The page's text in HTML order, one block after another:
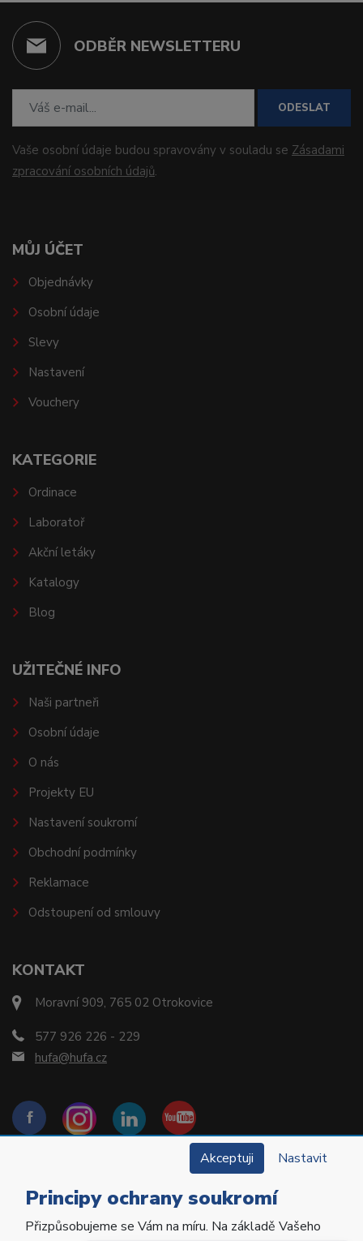
ODBĚR NEWSLETTERU
ODESLAT
Vaše osobní údaje budou spravovány v souladu se Zásadami
zpracování osobních údajů.
KONTAKT
Moravní 909, 765 02 Otrokovice
577 926 226 - 229
hufa@hufa.cz
MŮJ ÚČET
Objednávky
Osobní údaje
Slevy
Nastavení
Vouchery
KATEGORIE
Ordinace
Laboratoř
Akční letáky
Katalogy
Blog
UŽITEČNÉ INFO
Naši partneři
Osobní údaje
O nás
Projekty EU
Nastavení soukromí
Obchodní podmínky
Reklamace
Odstoupení od smlouvy
Copyright © 2022 Hu-Fa Dental a.s. Všechna práva
Akceptuji Nastavit
Principy ochrany soukromí
Přizpůsobujeme se Vám na míru. Na základě Vašeho